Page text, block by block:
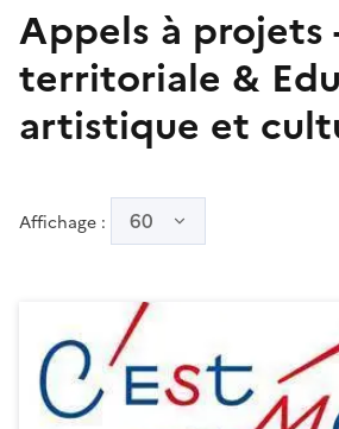
Appels à projets
territoriale &
artistique et
Affichage : 60